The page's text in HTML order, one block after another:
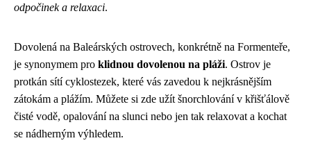
odpočinek a relaxaci.
Dovolená na Baleárských ostrovech, konkrétně na Formenteře,
je synonymem pro klidnou dovolenou na pláži. Ostrov je
protkán sítí cyklostezek, které vás zavedou k nejkrásnějším
zátokám a plážím. Můžete si zde užít šnorchlování v křišťálově
čisté vodě, opalování na slunci nebo jen tak relaxovat a kochat
se nádherným výhledem.